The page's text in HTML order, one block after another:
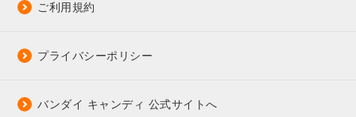
ご利用規約
プライバシーポリシー
バンダイ キャンディ 公式サイトへ